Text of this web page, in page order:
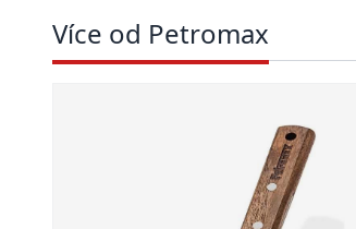
Více od Petromax